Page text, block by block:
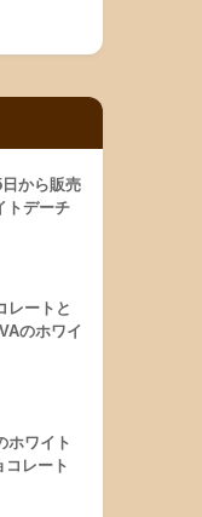
日から販売
トデーチ
レートと
のホワイ
ホワイト
コレート